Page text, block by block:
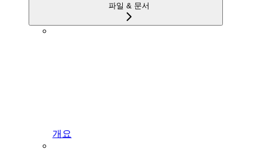
파일 & 문서
개요